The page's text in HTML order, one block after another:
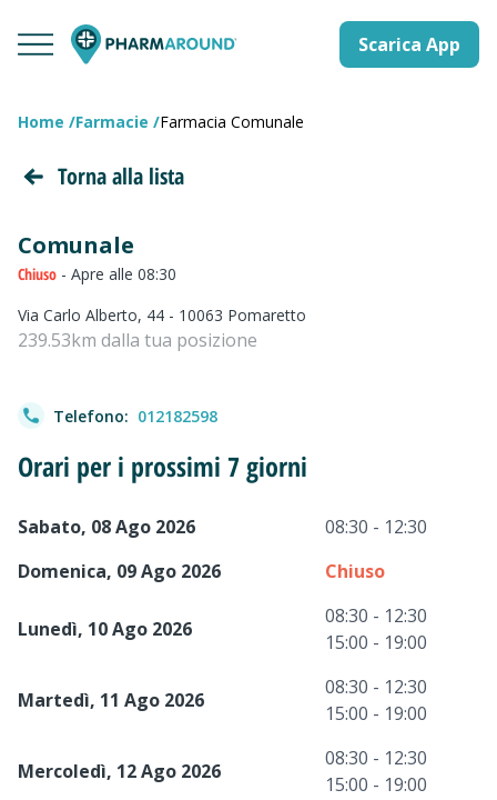
Scarica App
Home Farmacie Farmacia Comunale
Torna alla lista
Comunale
Chiuso - Apre alle 08:30
Via Carlo Alberto, 44 - 10063 Pomaretto
239.53km dalla tua posizione
Telefono: 012182598
Orari per i prossimi 7 giorni
Sabato, 08 Ago 2026
08:30 - 12:30
Domenica, 09 Ago 2026
Chiuso
Lunedì, 10 Ago 2026
08:30 - 12:30
15:00 - 19:00
Martedì, 11 Ago 2026
08:30 - 12:30
15:00 - 19:00
Mercoledì, 12 Ago 2026
08:30 - 12:30
15:00 - 19:00